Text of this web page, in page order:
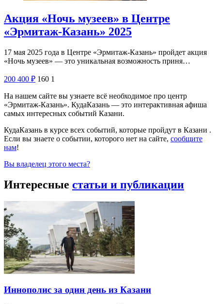
Акция «Ночь музеев» в Центре
«Эрмитаж-Казань» 2025
17 мая 2025 года в Центре «Эрмитаж-Казань» пройдет акция
«Ночь музеев» — это уникальная возможность приня…
200 400 ₽ 160 1
На нашем сайте вы узнаете всё необходимое про центр
«Эрмитаж-Казань». КудаКазань — это интерактивная афиша
самых интересных событий Казани.
КудаКазань в курсе всех событий, которые пройдут в Казани .
Если вы знаете о событии, которого нет на сайте, сообщите
нам!
Вы владелец этого места?
Интересные статьи и публикации
Иннополис за один день из Казани